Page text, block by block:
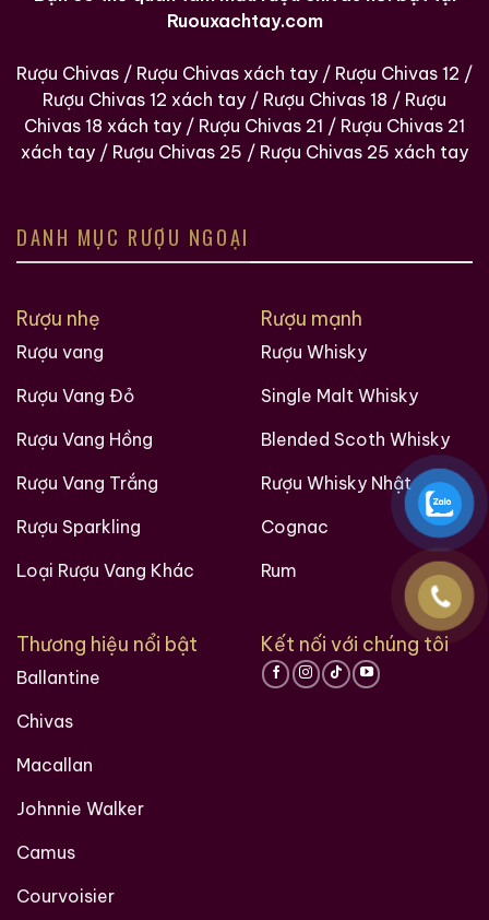
Ruouxachtay.com
Rượu Chivas / Rượu Chivas xách tay / Rượu Chivas 12 /
Rượu Chivas 12 xách tay / Rượu Chivas 18 / Rượu
Chivas 18 xách tay / Rượu Chivas 21 / Rượu Chivas 21
xách tay / Rượu Chivas 25 / Rượu Chivas 25 xách tay
DANH MỤC RƯỢU NGOẠI
Rượu nhẹ
Rượu vang
Rượu Vang Đỏ
Rượu Vang Hồng
Rượu Vang Trắng
Rượu Sparkling
Loại Rượu Vang Khác
Rượu mạnh
Rượu Whisky
Single Malt Whisky
Blended Scoth Whisky
Rượu Whisky Nhật
Cognac
Rum
Thương hiệu nổi bật
Ballantine
Chivas
Macallan
Johnnie Walker
Camus
Courvoisier
Kết nối với chúng tôi